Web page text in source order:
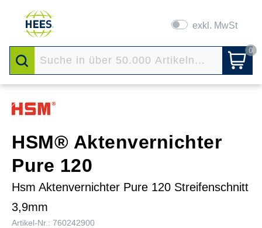
exkl. MwSt
0
HSM® Aktenvernichter
Pure 120
Hsm Aktenvernichter Pure 120 Streifenschnitt
3,9mm
Artikel-Nr.: 760242900